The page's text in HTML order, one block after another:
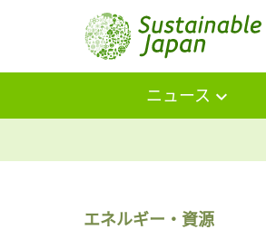
ニュース
エネルギー・資源